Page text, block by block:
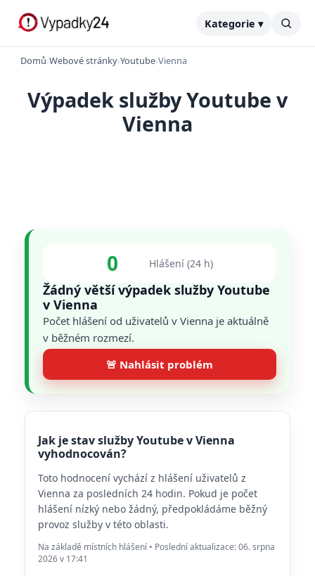
Kategorie ▾
Domů›Webové stránky›Youtube›Vienna
Výpadek služby Youtube v
Vienna
0 Hlášení (24 h)
Žádný větší výpadek služby Youtube
v Vienna
Počet hlášení od uživatelů v Vienna je aktuálně
v běžném rozmezí.
🚨 Nahlásit problém
Jak je stav služby Youtube v Vienna
vyhodnocován?
Toto hodnocení vychází z hlášení uživatelů z
Vienna za posledních 24 hodin. Pokud je počet
hlášení nízký nebo žádný, předpokládáme běžný
provoz služby v této oblasti.
Na základě místních hlášení • Poslední aktualizace: 06. srpna
2026 v 17:41